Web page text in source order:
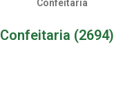
Confeitaria (2694)